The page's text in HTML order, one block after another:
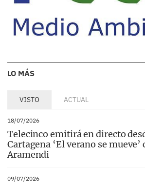
LO MÁS
VISTO ACTUAL
18/07/2026
Telecinco emitirá en directo
Cartagena ‘El verano se mueve’
Aramendi
09/07/2026